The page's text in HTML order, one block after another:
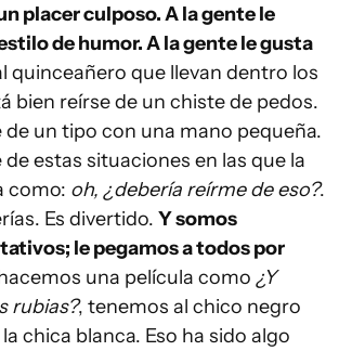
placer culposo. A la gente le
de humor. A la gente le gusta
quinceañero que llevan dentro los
bien reírse de un chiste de pedos.
de un tipo con una mano pequeña.
de estas situaciones en las que la
como: oh, ¿debería reírme de eso?.
Es divertido. Y somos
le pegamos a todos por
una película como ¿Y
rubias?, tenemos al chico negro
chica blanca. Eso ha sido algo